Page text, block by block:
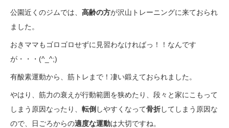
公園近くのジムでは、 高齢の方が沢山トレーニングに来ておられ
ました。
おきママもゴロゴロせずに見習わなければっ！！なんです
が・・・(^_^;)
有酸素運動から、筋トレまで！凄い鍛えておられました。
やはり、筋力の衰えが行動範囲を狭めたり、段々と家にこもって
しまう原因なったり、 転倒 しやすくなって骨折してしまう原因な
ので、日ごろからの適度な運動は大切ですね。